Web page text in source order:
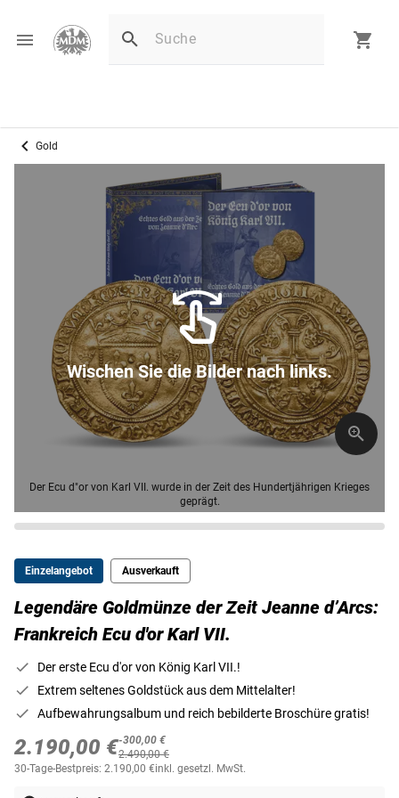
Gold
Der Ecu d"or von Karl VII. wurde in der Zeit des Hundertjährigen Krieges
geprägt.
Wischen Sie die Bilder nach links.
Einzelangebot Ausverkauft
Legendäre Goldmünze der Zeit Jeanne d’Arcs:
Frankreich Ecu d'or Karl VII.
Der erste Ecu d'or von König Karl VII.!
Extrem seltenes Goldstück aus dem Mittelalter!
Aufbewahrungsalbum und reich bebilderte Broschüre gratis!
2.190,00 €-300,00 €
2.490,00 €
30-Tage-Bestpreis: 2.190,00 €inkl. gesetzl. MwSt.